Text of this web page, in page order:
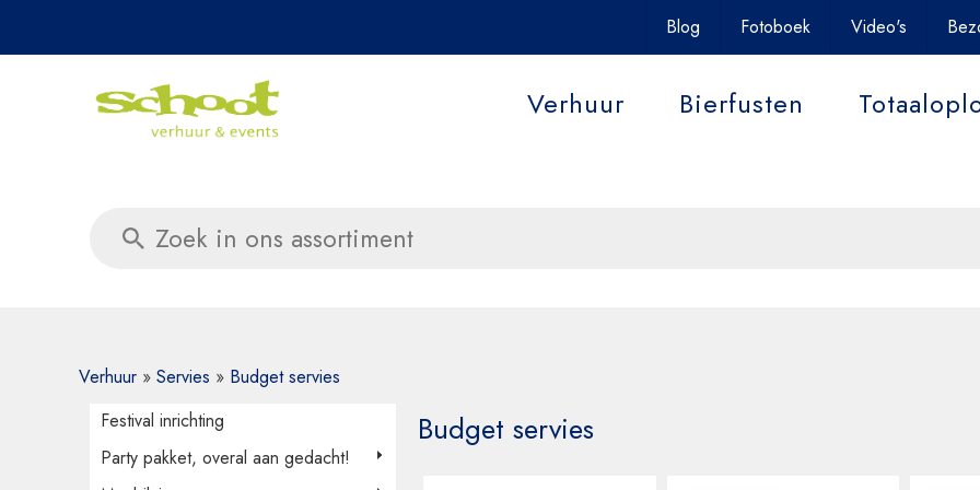
Blog Fotoboek Video's
Verhuur Bierfusten
Daag ons uit uw event onvergetelijk
Verhuur » Servies » Budget servies
Festival inrichting
Party pakket, overal aan gedacht!
Budget servies